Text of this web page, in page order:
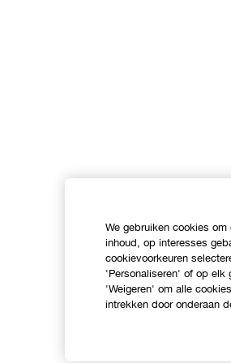
We gebruiken cookies
inhoud, op interesses
cookievoorkeuren
'Personaliseren' of op elk
'Weigeren' om alle
intrekken door onderaan